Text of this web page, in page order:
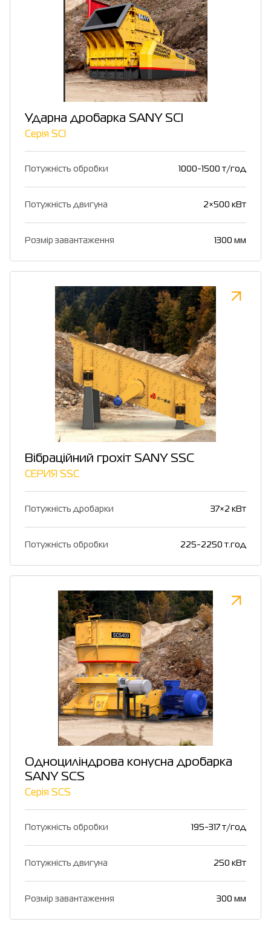
Ударна дробарка SANY SCI
Серія SCI
Потужність обробки 1000-1500 т/год
Потужність двигуна 2×500 кВт
Розмір завантаження 1300 мм
Вібраційний грохіт SANY SSC
СЕРИЯ SSC
Потужність дробарки 37×2 кВт
Потужність обробки 225-2250 т.год
Одноциліндрова конусна дробарка
SANY SCS
Серія SCS
Потужність обробки 195-317 т/год
Потужність двигуна 250 кВт
Розмір завантаження 300 мм